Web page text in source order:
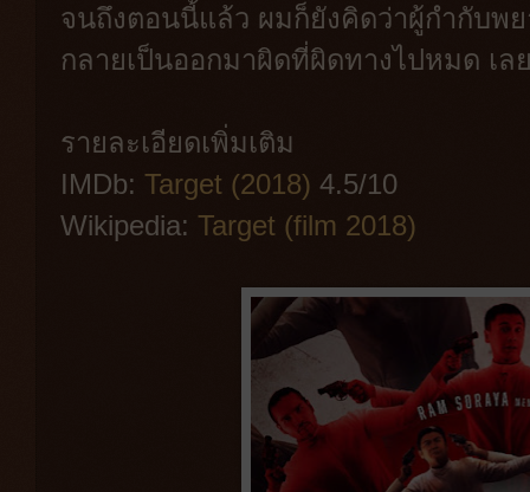
จนถึงตอนนี้แล้ว ผมก็ยังคิดว่าผู้กำกับพ
กลายเป็นออกมาผิดที่ผิดทางไปหมด เ
รายละเอียดเพิ่มเติม
IMDb: Target (2018) 4.5/10
Wikipedia: Target (film 2018)